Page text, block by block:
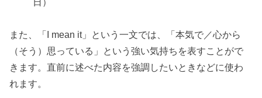
また、「I mean it」という一文では、「本気で／心から
（そう）思っている」という強い気持ちを表すことがで
きます。直前に述べた内容を強調したいときなどに使わ
れます。